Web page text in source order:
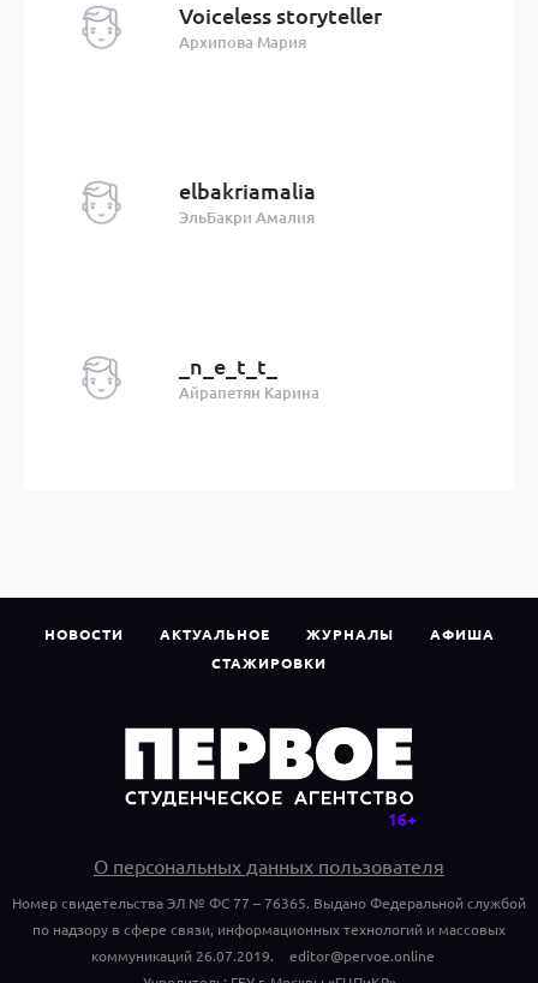
Voiceless storyteller
Архипова Мария
elbakriamalia
ЭльБакри Амалия
_n_e_t_t_
Айрапетян Карина
НОВОСТИ АКТУАЛЬНОЕ ЖУРНАЛЫ
АФИША
СТАЖИРОВКИ
О персональных данных пользователя
Номер свидетельства ЭЛ № ФС 77 – 76365. Выдано Федеральной службой
по надзору в сфере связи, информационных технологий и массовых
коммуникаций 26.07.2019.
editor@pervoe.online